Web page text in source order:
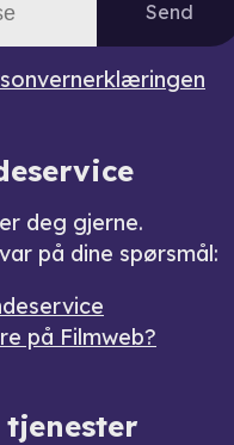
Send
deg gjerne.
på dine spørsmål:
på Filmweb?
tjenester